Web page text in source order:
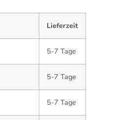
Lieferzeit
5-7 Tage
5-7 Tage
5-7 Tage